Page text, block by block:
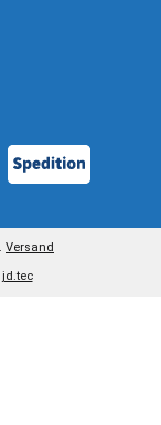
Versand
jd.tec